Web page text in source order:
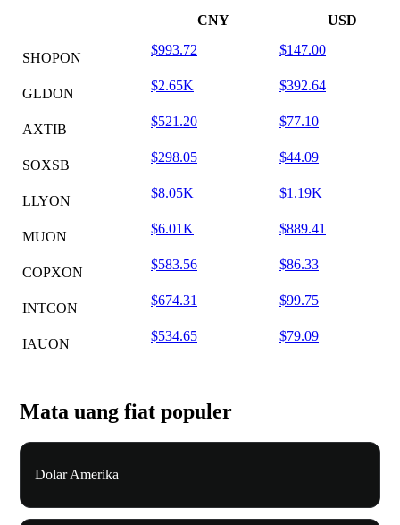
CNY USD
SHOPON
$993.72 $147.00
GLDON
$2.65K $392.64
AXTIB
$521.20 $77.10
SOXSB
$298.05 $44.09
LLYON
$8.05K $1.19K
MUON
$6.01K $889.41
COPXON
$583.56 $86.33
INTCON
$674.31 $99.75
IAUON
$534.65 $79.09
Mata uang fiat populer
Dolar Amerika